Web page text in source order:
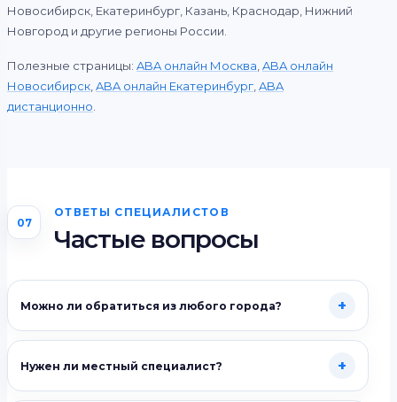
Новосибирск, Екатеринбург, Казань, Краснодар, Нижний
Новгород и другие регионы России.
Полезные страницы: ABA онлайн Москва ABA онлайн
Новосибирск ABA онлайн Екатеринбург ABA
дистанционно
07
ОТВЕТЫ СПЕЦИАЛИСТОВ
Частые вопросы
Можно ли обратиться из любого города? +
Нужен ли местный специалист? +